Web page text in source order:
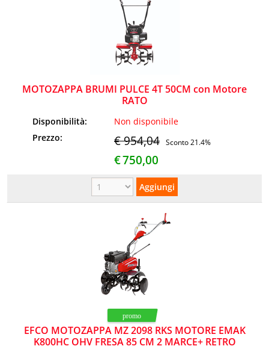
MOTOZAPPA BRUMI PULCE 4T 50CM con Motore
RATO
Disponibilità:
Non disponibile
Prezzo:
€ 954,04 Sconto 21.4%
€750,00
EFCO MOTOZAPPA MZ 2098 RKS MOTORE EMAK
K800HC OHV FRESA 85 CM 2 MARCE+ RETRO